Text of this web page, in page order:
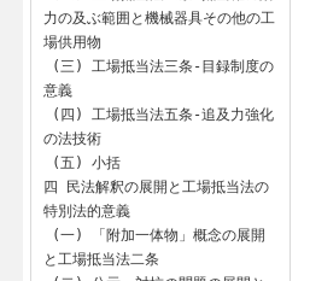
力の及ぶ範囲と機械器具その他の工
場供用物
意義
の法技術
四 民法解釈の展開と工場抵当法の
特別法的意義
と工場抵当法二条